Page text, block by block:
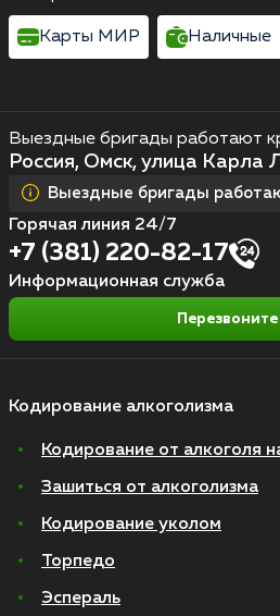
Кодирование алкоголизма
Кодирование от алкоголя
Зашиться от алкоголизма
Кодирование уколом
Торпедо
Эспераль
Выездные бригады работают
Россия, Омск, улица Карла
Выездные бригады
Горячая линия 24/7
+7 (381) 220-82-17
Информационная служба
Карты МИР Наличные